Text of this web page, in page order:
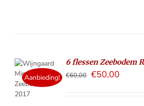
Aanbieding!
6 flessen Zeebodem
€60,00 €50,00